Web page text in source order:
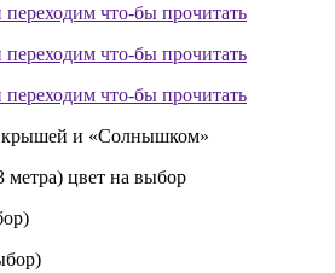
что-бы прочитать
что-бы прочитать
что-бы прочитать
крышей и «Солнышком»
метра) цвет на выбор